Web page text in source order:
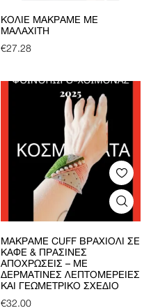
ΚΟΛΙΈ ΜΑΚΡΑΜΈ ΜΕ
ΜΑΛΑΧΊΤΗ
€27.28
ΜΑΚΡΑΜΈ CUFF ΒΡΑΧΙΌΛΙ ΣΕ
ΚΑΦΈ & ΠΡΆΣΙΝΕΣ
ΑΠΟΧΡΏΣΕΙΣ – ΜΕ
ΔΕΡΜΆΤΙΝΕΣ ΛΕΠΤΟΜΈΡΕΙΕΣ
ΚΑΙ ΓΕΩΜΕΤΡΙΚΌ ΣΧΈΔΙΟ
€32.00